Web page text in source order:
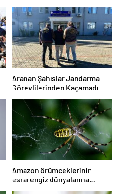
Aranan Şahıslar Jandarma
Görevlilerinden Kaçamadı
Amazon örümceklerinin
esrarengiz dünyalarına
gitmeye hazır olun.